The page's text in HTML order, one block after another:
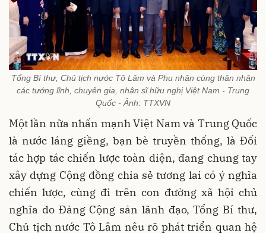
Tổng Bí thư, Chủ tịch nước Tô Lâm và Phu nhân cùng thân nhân
các tướng lĩnh, chuyên gia, nhân sĩ hữu nghị Việt Nam - Trung
Quốc - Ảnh: TTXVN
Một lần nữa nhấn mạnh Việt Nam và Trung Quốc
là nước láng giềng, bạn bè truyền thống, là Đối
tác hợp tác chiến lược toàn diện, đang chung tay
xây dựng Cộng đồng chia sẻ tương lai có ý nghĩa
chiến lược, cùng đi trên con đường xã hội chủ
nghĩa do Đảng Cộng sản lãnh đạo, Tổng Bí thư,
Chủ tịch nước Tô Lâm nêu rõ phát triển quan hệ